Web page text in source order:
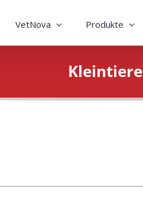
VetNova Produkte
Kleintiere